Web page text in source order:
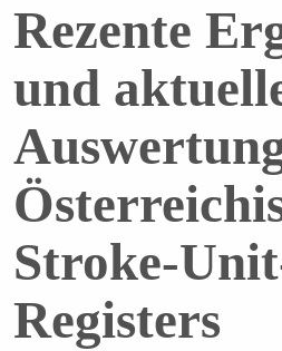
Rezente
und
Stroke-
Registers